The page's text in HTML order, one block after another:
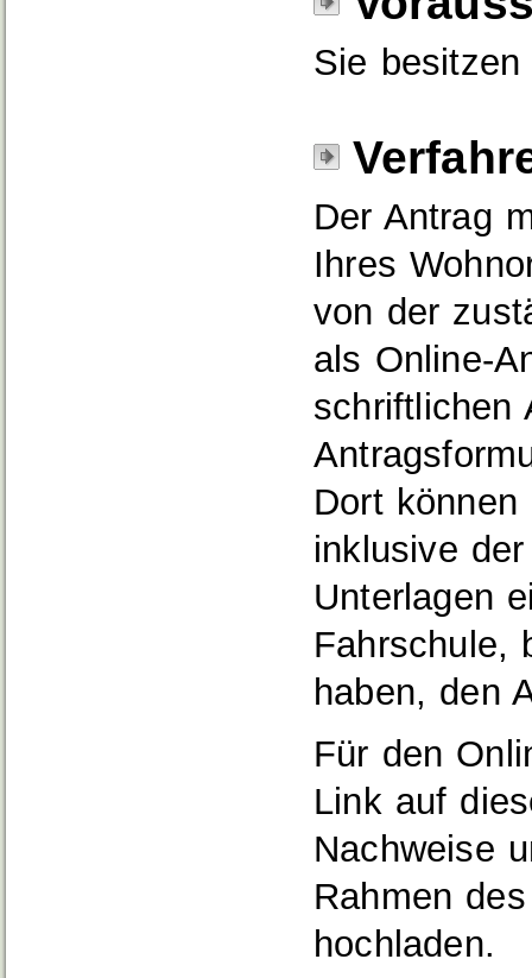
Sie
Der Antrag
Ihres
von der
als Online-
schriftlichen
Dort
inklusive
Unterlagen
Fahrschule,
haben, den
Für den
Link auf
Nachweise
Rahmen
hochladen.